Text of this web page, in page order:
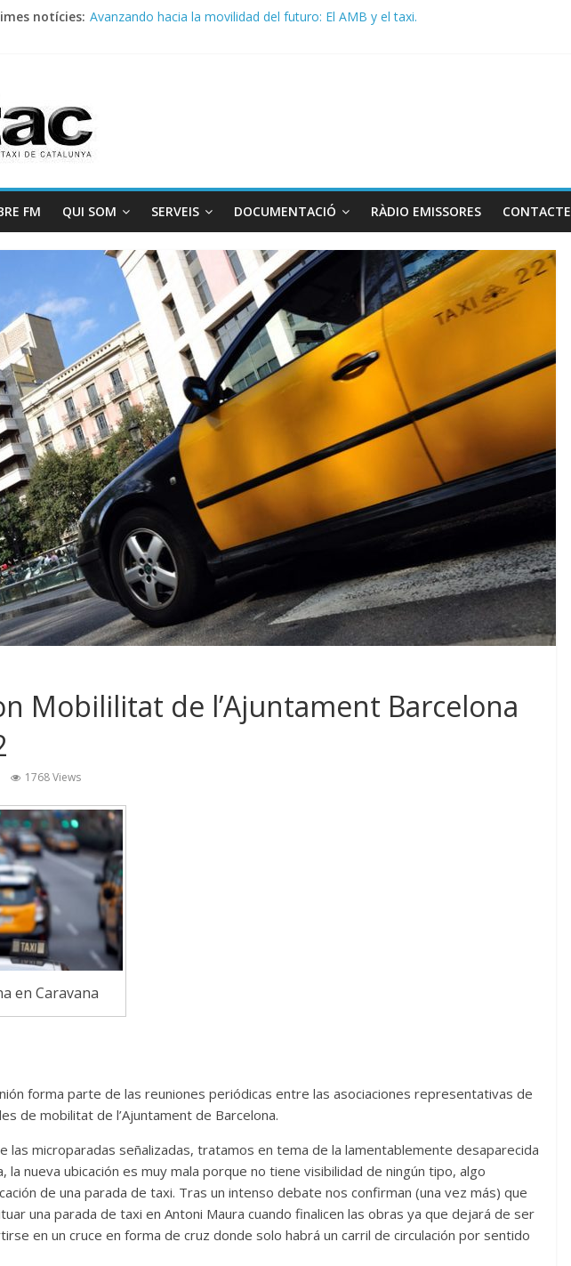
notícies: Avanzando hacia la movilidad del futuro: El AMB y el taxi.
FM QUI SOM SERVEIS DOCUMENTACIÓ RÀDIO EMISSORES CONTACTE
Mobililitat de l’Ajuntament Barcelona
1768 Views
en Caravana
forma parte de las reuniones periódicas entre las asociaciones representativas de
de mobilitat de l’Ajuntament de Barcelona.
las microparadas señalizadas, tratamos en tema de la lamentablemente desaparecida
la nueva ubicación es muy mala porque no tiene visibilidad de ningún tipo, algo
de una parada de taxi. Tras un intenso debate nos confirman (una vez más) que
una parada de taxi en Antoni Maura cuando finalicen las obras ya que dejará de ser
en un cruce en forma de cruz donde solo habrá un carril de circulación por sentido